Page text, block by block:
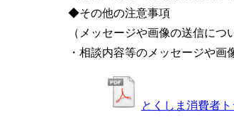
◆その他の注意事項
（メッセージや画像の送信につ
・相談内容等のメッセージや
とくしま消費者